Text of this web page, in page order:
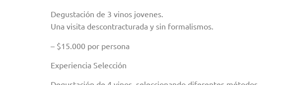
Degustación de 3 vinos jovenes.
Una visita descontracturada y sin formalismos.
– $15.000 por persona
Experiencia Selección